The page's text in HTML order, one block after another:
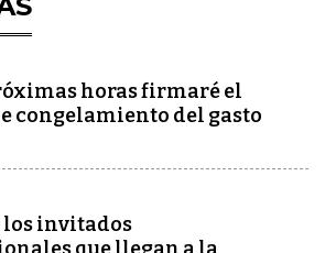
horas firmaré el
congelamiento del gasto
los invitados